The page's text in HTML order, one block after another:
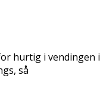
hurtig i vendingen i
så